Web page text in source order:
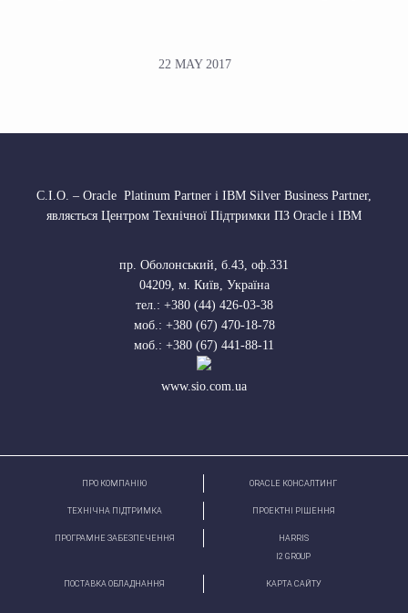
22 MAY 2017
С.І.О. – Oracle Platinum Partner і IBM Silver Business Partner,
являється Центром Технічної Підтримки ПЗ Oracle і IBM
пр. Оболонський, б.43, оф.331
04209, м. Київ, Україна
тел.: +380 (44) 426-03-38
моб.: +380 (67) 470-18-78
моб.: +380 (67) 441-88-11
www.sio.com.ua
ПРО КОМПАНІЮ ORACLE КОНСАЛТИНГ
ТЕХНІЧНА ПІДТРИМКА ПРОЕКТНІ РІШЕННЯ
ПРОГРАМНЕ ЗАБЕЗПЕЧЕННЯ
HARRIS
І2 GROUP
ПОСТАВКА ОБЛАДНАННЯ КАРТА САЙТУ